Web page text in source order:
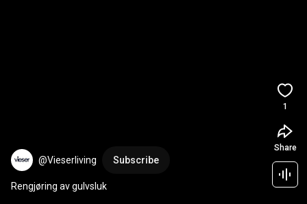
@Vieserliving Subscribe
Rengjøring av gulvsluk
1
Share